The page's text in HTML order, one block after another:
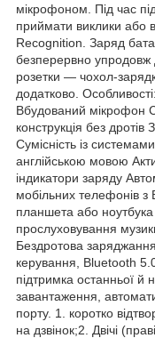
мікрофоном. Під час
приймати виклики або
Recognition. Заряд
безперервно упродовж
розетки — чохол-
додатково.
Вбудований мікрофон
конструкція без
Сумісність із
англійською мовою
індикатори заряду
мобільних телефонів
планшета або
прослуховування
Бездротова
керування, Bluetooth
підтримка останньої й
завантаження,
порту. 1. коротко
на дзвінок;2. Двічі